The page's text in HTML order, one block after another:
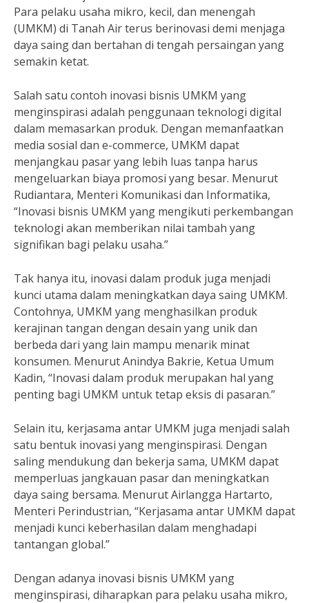
Para pelaku usaha mikro, kecil, dan menengah
(UMKM) di Tanah Air terus berinovasi demi menjaga
daya saing dan bertahan di tengah persaingan yang
semakin ketat.
Salah satu contoh inovasi bisnis UMKM yang
menginspirasi adalah penggunaan teknologi digital
dalam memasarkan produk. Dengan memanfaatkan
media sosial dan e-commerce, UMKM dapat
menjangkau pasar yang lebih luas tanpa harus
mengeluarkan biaya promosi yang besar. Menurut
Rudiantara, Menteri Komunikasi dan Informatika,
“Inovasi bisnis UMKM yang mengikuti perkembangan
teknologi akan memberikan nilai tambah yang
signifikan bagi pelaku usaha.”
Tak hanya itu, inovasi dalam produk juga menjadi
kunci utama dalam meningkatkan daya saing UMKM.
Contohnya, UMKM yang menghasilkan produk
kerajinan tangan dengan desain yang unik dan
berbeda dari yang lain mampu menarik minat
konsumen. Menurut Anindya Bakrie, Ketua Umum
Kadin, “Inovasi dalam produk merupakan hal yang
penting bagi UMKM untuk tetap eksis di pasaran.”
Selain itu, kerjasama antar UMKM juga menjadi salah
satu bentuk inovasi yang menginspirasi. Dengan
saling mendukung dan bekerja sama, UMKM dapat
memperluas jangkauan pasar dan meningkatkan
daya saing bersama. Menurut Airlangga Hartarto,
Menteri Perindustrian, “Kerjasama antar UMKM dapat
menjadi kunci keberhasilan dalam menghadapi
tantangan global.”
Dengan adanya inovasi bisnis UMKM yang
menginspirasi, diharapkan para pelaku usaha mikro,